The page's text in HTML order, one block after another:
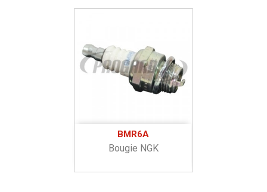
BMR6A
Bougie NGK